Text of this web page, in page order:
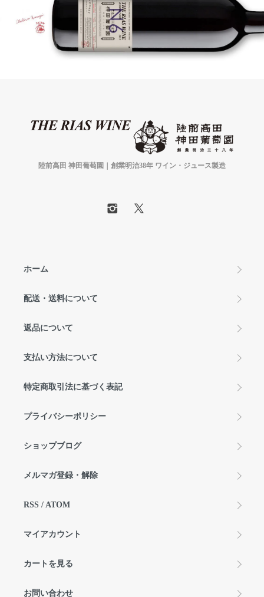
陸前高田 神田葡萄園｜創業明治38年 ワイン・ジュース製造
ホーム
配送・送料について
返品について
支払い方法について
特定商取引法に基づく表記
プライバシーポリシー
ショップブログ
メルマガ登録・解除
RSS / ATOM
マイアカウント
カートを見る
お問い合わせ